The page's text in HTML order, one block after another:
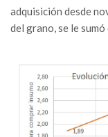
adquisición desde
del grano, se le